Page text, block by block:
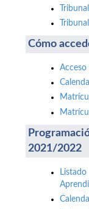
Cómo
Acceso
2021/2022